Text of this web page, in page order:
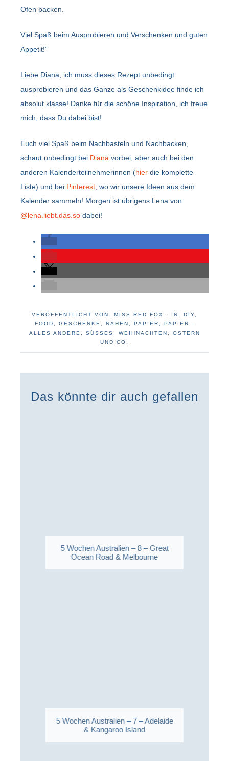
Ofen backen.
Viel Spaß beim Ausprobieren und Verschenken und guten
Appetit!”
Liebe Diana, ich muss dieses Rezept unbedingt
ausprobieren und das Ganze als Geschenkidee finde ich
absolut klasse! Danke für die schöne Inspiration, ich freue
mich, dass Du dabei bist!
Euch viel Spaß beim Nachbasteln und Nachbacken,
schaut unbedingt bei Diana vorbei, aber auch bei den
anderen Kalenderteilnehmerinnen (hier die komplette
Liste) und bei Pinterest, wo wir unsere Ideen aus dem
Kalender sammeln! Morgen ist übrigens Lena von
@lena.liebt.das.so dabei!
VERÖFFENTLICHT VON: MISS RED FOX · IN: DIY,
FOOD , GESCHENKE , NÄHEN , PAPIER , PAPIER -
ALLES ANDERE , SÜSSES , WEIHNACHTEN, OSTERN
UND CO.
Das könnte dir auch gefallen
5 Wochen Australien – 8 – Great
Ocean Road & Melbourne
5 Wochen Australien – 7 – Adelaide
& Kangaroo Island